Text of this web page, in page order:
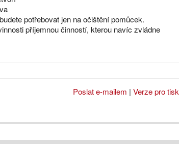
potřebovat jen na očištění pomůcek.
příjemnou činností, kterou navíc zvládne
Poslat e-mailem | Verze pro tisk